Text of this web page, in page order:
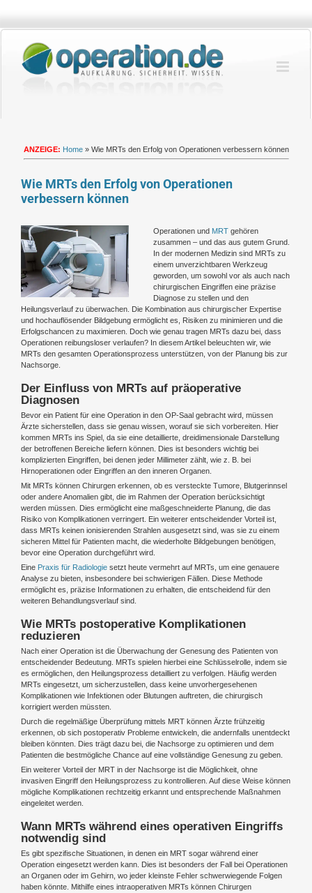
springen
ANZEIGE: Home» Wie MRTs den Erfolg von Operationen verbessern können
Wie MRTs den Erfolg von Operationen
verbessern können
Zeige
grösseres
Bild
Operationen und MRT gehören
zusammen – und das aus gutem Grund.
In der modernen Medizin sind MRTs zu
einem unverzichtbaren Werkzeug
geworden, um sowohl vor als auch nach
chirurgischen Eingriffen eine präzise
Diagnose zu stellen und den
Heilungsverlauf zu überwachen. Die Kombination aus chirurgischer Expertise
und hochauflösender Bildgebung ermöglicht es, Risiken zu minimieren und die
Erfolgschancen zu maximieren. Doch wie genau tragen MRTs dazu bei, dass
Operationen reibungsloser verlaufen? In diesem Artikel beleuchten wir, wie
MRTs den gesamten Operationsprozess unterstützen, von der Planung bis zur
Nachsorge.
Der Einfluss von MRTs auf präoperative
Diagnosen
Bevor ein Patient für eine Operation in den OP-Saal gebracht wird, müssen
Ärzte sicherstellen, dass sie genau wissen, worauf sie sich vorbereiten. Hier
kommen MRTs ins Spiel, da sie eine detaillierte, dreidimensionale Darstellung
der betroffenen Bereiche liefern können. Dies ist besonders wichtig bei
komplizierten Eingriffen, bei denen jeder Millimeter zählt, wie z. B. bei
Hirnoperationen oder Eingriffen an den inneren Organen.
Mit MRTs können Chirurgen erkennen, ob es versteckte Tumore, Blutgerinnsel
oder andere Anomalien gibt, die im Rahmen der Operation berücksichtigt
werden müssen. Dies ermöglicht eine maßgeschneiderte Planung, die das
Risiko von Komplikationen verringert. Ein weiterer entscheidender Vorteil ist,
dass MRTs keinen ionisierenden Strahlen ausgesetzt sind, was sie zu einem
sicheren Mittel für Patienten macht, die wiederholte Bildgebungen benötigen,
bevor eine Operation durchgeführt wird.
Eine Praxis für Radiologie setzt heute vermehrt auf MRTs, um eine genauere
Analyse zu bieten, insbesondere bei schwierigen Fällen. Diese Methode
ermöglicht es, präzise Informationen zu erhalten, die entscheidend für den
weiteren Behandlungsverlauf sind.
Wie MRTs postoperative Komplikationen
reduzieren
Nach einer Operation ist die Überwachung der Genesung des Patienten von
entscheidender Bedeutung. MRTs spielen hierbei eine Schlüsselrolle, indem sie
es ermöglichen, den Heilungsprozess detailliert zu verfolgen. Häufig werden
MRTs eingesetzt, um sicherzustellen, dass keine unvorhergesehenen
Komplikationen wie Infektionen oder Blutungen auftreten, die chirurgisch
korrigiert werden müssten.
Durch die regelmäßige Überprüfung mittels MRT können Ärzte frühzeitig
erkennen, ob sich postoperativ Probleme entwickeln, die andernfalls unentdeckt
bleiben könnten. Dies trägt dazu bei, die Nachsorge zu optimieren und dem
Patienten die bestmögliche Chance auf eine vollständige Genesung zu geben.
Ein weiterer Vorteil der MRT in der Nachsorge ist die Möglichkeit, ohne
invasiven Eingriff den Heilungsprozess zu kontrollieren. Auf diese Weise können
mögliche Komplikationen rechtzeitig erkannt und entsprechende Maßnahmen
eingeleitet werden.
Wann MRTs während eines operativen Eingriffs
notwendig sind
Es gibt spezifische Situationen, in denen ein MRT sogar während einer
Operation eingesetzt werden kann. Dies ist besonders der Fall bei Operationen
an Organen oder im Gehirn, wo jeder kleinste Fehler schwerwiegende Folgen
haben könnte. Mithilfe eines intraoperativen MRTs können Chirurgen